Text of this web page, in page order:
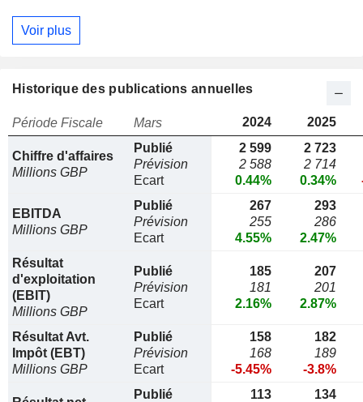
Voir plus
Historique des publications annuelles
Période Fiscale Mars 2024 2025
Chiffre d'affaires
Millions GBP
Publié
Prévision
Ecart
2 599
2 588
0.44%
2 723
2 714
0.34%
EBITDA
Millions GBP
Publié
Prévision
Ecart
267
255
4.55%
293
286
2.47%
Résultat
d'exploitation
(EBIT)
Millions GBP
Publié
Prévision
Ecart
185
181
2.16%
207
201
2.87%
Résultat Avt.
Impôt (EBT)
Millions GBP
Publié
Prévision
Ecart
158
168
-5.45%
182
189
-3.8%
Publié
113
134